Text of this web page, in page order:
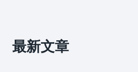
最新文章